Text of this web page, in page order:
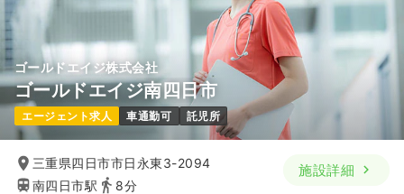
ゴールドエイジ株式会社
ゴールドエイジ南四日市
エージェント求人 車通勤可 託児所
三重県四日市市日永東3-2094
南四日市駅
8分
施設詳細